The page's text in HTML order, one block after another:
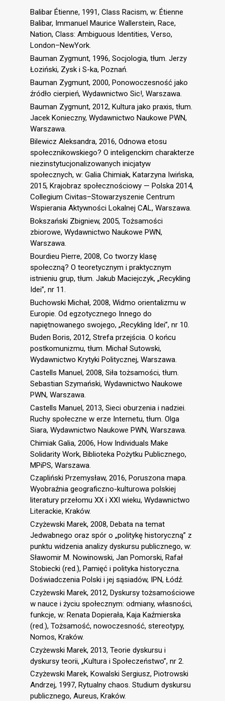
Balibar Étienne, 1991, Class Racism, w: Étienne
Balibar, Immanuel Maurice Wallerstein, Race,
Nation, Class: Ambiguous Identities, Verso,
London–NewYork.
Bauman Zygmunt, 1996, Socjologia, tłum. Jerzy
Łoziński, Zysk i S-ka, Poznań.
Bauman Zygmunt, 2000, Ponowoczesność jako
źródło cierpień, Wydawnictwo Sic!, Warszawa.
Bauman Zygmunt, 2012, Kultura jako praxis, tłum.
Jacek Konieczny, Wydawnictwo Naukowe PWN,
Warszawa.
Bilewicz Aleksandra, 2016, Odnowa etosu
społecznikowskiego? O inteligenckim charakterze
niezinstytucjonalizowanych inicjatyw
społecznych, w: Galia Chimiak, Katarzyna Iwińska,
2015, Krajobraz społecznościowy — Polska 2014,
Collegium Civitas–Stowarzyszenie Centrum
Wspierania Aktywności Lokalnej CAL, Warszawa.
Bokszański Zbigniew, 2005, Tożsamości
zbiorowe, Wydawnictwo Naukowe PWN,
Warszawa.
Bourdieu Pierre, 2008, Co tworzy klasę
społeczną? O teoretycznym i praktycznym
istnieniu grup, tłum. Jakub Maciejczyk, „Recykling
Idei”, nr 11.
Buchowski Michał, 2008, Widmo orientalizmu w
Europie. Od egzotycznego Innego do
napiętnowanego swojego, „Recykling Idei”, nr 10.
Buden Boris, 2012, Strefa przejścia. O końcu
postkomunizmu, tłum. Michał Sutowski,
Wydawnictwo Krytyki Politycznej, Warszawa.
Castells Manuel, 2008, Siła tożsamości, tłum.
Sebastian Szymański, Wydawnictwo Naukowe
PWN, Warszawa.
Castells Manuel, 2013, Sieci oburzenia i nadziei.
Ruchy społeczne w erze Internetu, tłum. Olga
Siara, Wydawnictwo Naukowe PWN, Warszawa.
Chimiak Galia, 2006, How Individuals Make
Solidarity Work, Biblioteka Pożytku Publicznego,
MPiPS, Warszawa.
Czapliński Przemysław, 2016, Poruszona mapa.
Wyobraźnia geograficzno-kulturowa polskiej
literatury przełomu XX i XXI wieku, Wydawnictwo
Literackie, Kraków.
Czyżewski Marek, 2008, Debata na temat
Jedwabnego oraz spór o „politykę historyczną” z
punktu widzenia analizy dyskursu publicznego, w:
Sławomir M. Nowinowski, Jan Pomorski, Rafał
Stobiecki (red.), Pamięć i polityka historyczna.
Doświadczenia Polski i jej sąsiadów, IPN, Łódź.
Czyżewski Marek, 2012, Dyskursy tożsamościowe
w nauce i życiu społecznym: odmiany, własności,
funkcje, w: Renata Dopierała, Kaja Kaźmierska
(red.), Tożsamość, nowoczesność, stereotypy,
Nomos, Kraków.
Czyżewski Marek, 2013, Teorie dyskursu i
dyskursy teorii, „Kultura i Społeczeństwo”, nr 2.
Czyżewski Marek, Kowalski Sergiusz, Piotrowski
Andrzej, 1997, Rytualny chaos. Studium dyskursu
publicznego, Aureus, Kraków.